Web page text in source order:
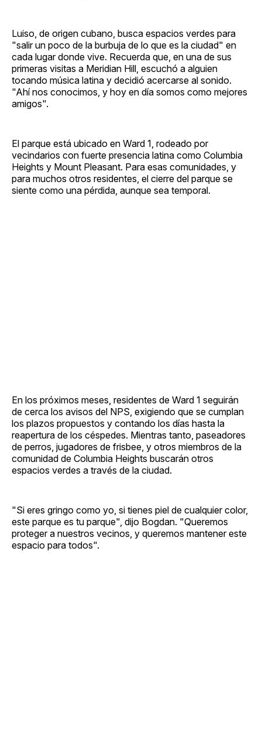
Luiso, de origen cubano, busca espacios verdes para
"salir un poco de la burbuja de lo que es la ciudad" en
cada lugar donde vive. Recuerda que, en una de sus
primeras visitas a Meridian Hill, escuchó a alguien
tocando música latina y decidió acercarse al sonido.
"Ahí nos conocimos, y hoy en día somos como mejores
amigos".
El parque está ubicado en Ward 1, rodeado por
vecindarios con fuerte presencia latina como Columbia
Heights y Mount Pleasant. Para esas comunidades, y
para muchos otros residentes, el cierre del parque se
siente como una pérdida, aunque sea temporal.
En los próximos meses, residentes de Ward 1 seguirán
de cerca los avisos del NPS, exigiendo que se cumplan
los plazos propuestos y contando los días hasta la
reapertura de los céspedes. Mientras tanto, paseadores
de perros, jugadores de frisbee, y otros miembros de la
comunidad de Columbia Heights buscarán otros
espacios verdes a través de la ciudad.
"Si eres gringo como yo, si tienes piel de cualquier color,
este parque es tu parque", dijo Bogdan. "Queremos
proteger a nuestros vecinos, y queremos mantener este
espacio para todos".